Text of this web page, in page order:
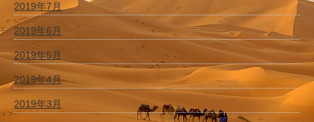
2019年7月
2019年6月
2019年5月
2019年4月
2019年3月